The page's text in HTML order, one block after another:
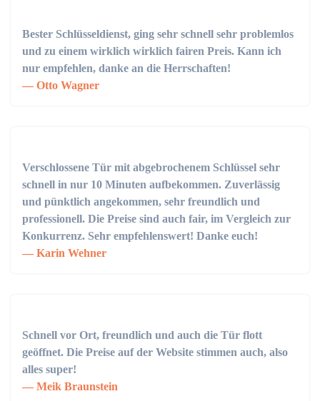
Bester Schlüsseldienst, ging sehr schnell sehr problemlos
und zu einem wirklich wirklich fairen Preis. Kann ich
nur empfehlen, danke an die Herrschaften!
Otto Wagner
Verschlossene Tür mit abgebrochenem Schlüssel sehr
schnell in nur 10 Minuten aufbekommen. Zuverlässig
und pünktlich angekommen, sehr freundlich und
professionell. Die Preise sind auch fair, im Vergleich zur
Konkurrenz. Sehr empfehlenswert! Danke euch!
Karin Wehner
Schnell vor Ort, freundlich und auch die Tür flott
geöffnet. Die Preise auf der Website stimmen auch, also
alles super!
Meik Braunstein